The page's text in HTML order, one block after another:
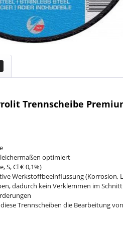
Trennscheibe
optimiert
S, Cl € 0,1%)
Werkstoffbeeinflussung (Korrosion,
dadurch kein Verklemmen im Schnitt
Trennscheiben die Bearbeitung